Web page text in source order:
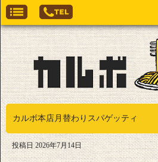
カルボ本店月替わりスパゲッティ
投稿日 2026年7月14日